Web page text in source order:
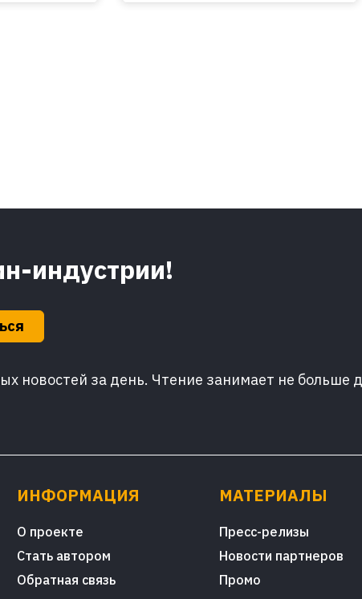
индустрии!
новостей за день. Чтение занимает не больше
ИНФОРМАЦИЯ
О проекте
Стать автором
Обратная связь
МАТЕРИАЛЫ
Пресс-релизы
Новости партнеров
Промо